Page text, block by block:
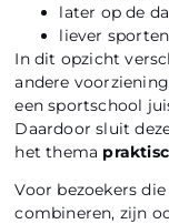
later op de
liever
In dit opzicht
andere
een sportschool
Daardoor sluit
het thema
Voor bezoekers
combineren, zijn